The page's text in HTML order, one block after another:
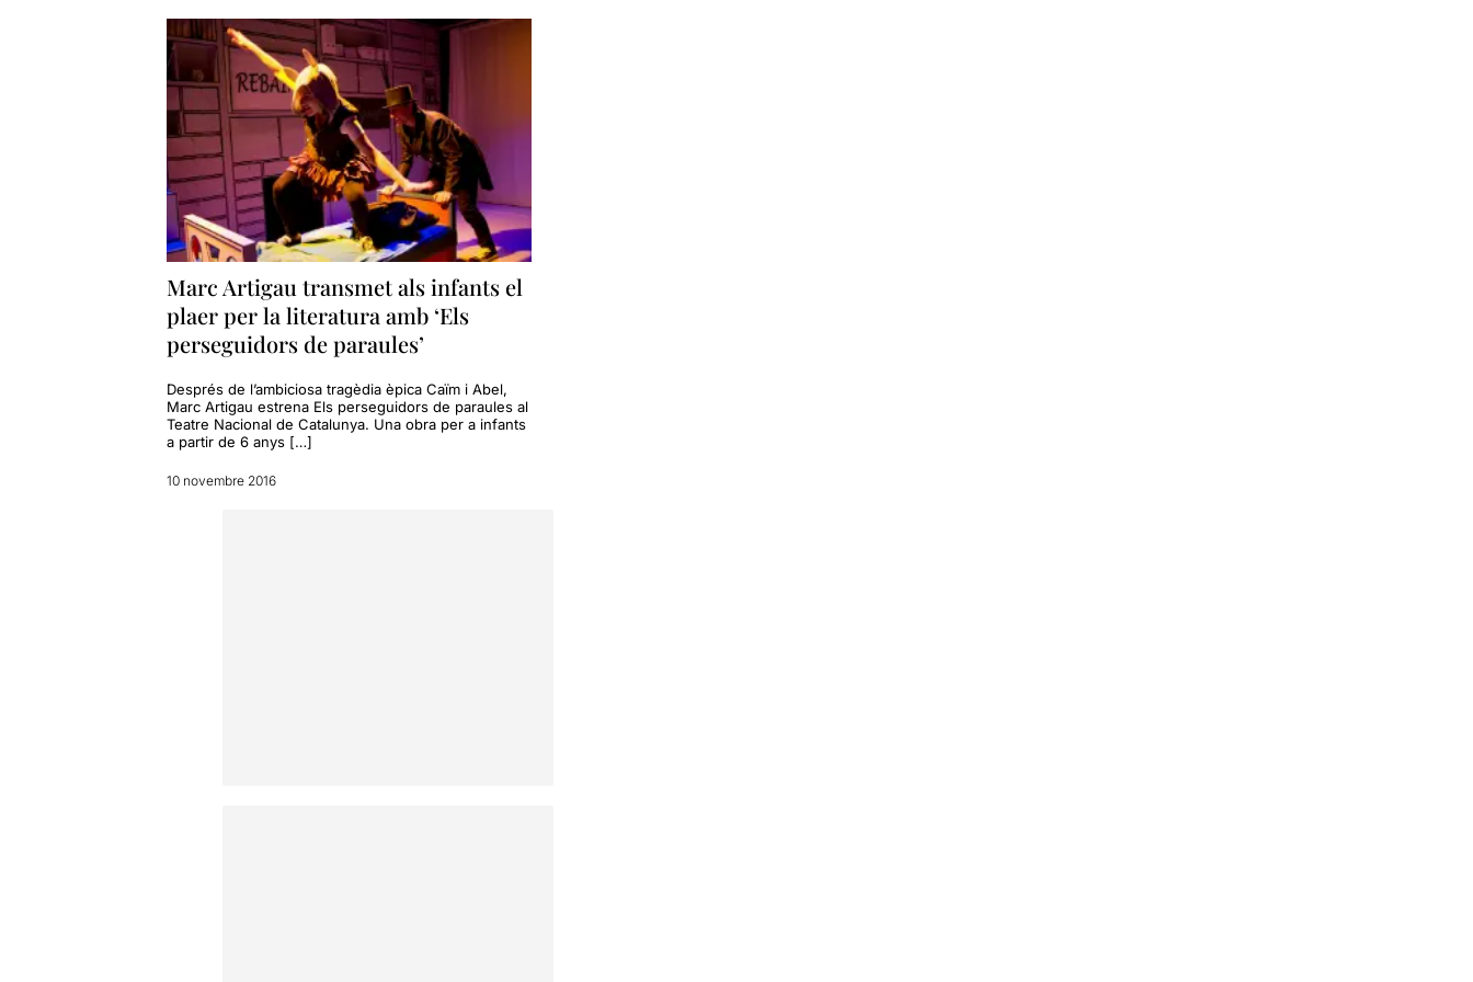
sorprenent.
Un espectacle que m'ha agradat molt
públic al qual està destinat,
les paraules
, que intentarà defensar una nena amb l'ajuda de tots els nens-espectadors que estan a la
sala.
Unes interpretacions que m'han impactat per la seva entrega total davant dels infants
brutal d'entrades i sortides de l'espai escènic, per tal de representar entre els quatre actors un nombre
infinit de personatges i de canvi de registres interpretatius.
La veritat és que en algun moment
elevadai que molts dels nanos no arribarien a comprendre, però en veure la reacció de la majoria d'ells
m'he adonat que potser sóc jo el que infravaloro la seva comprensió.
Marc Artigau transmet als infants el
plaer per la literatura amb ‘Els
perseguidors de paraules’
Després de l’ambiciosa tragèdia èpica Caïm i Abel,
Marc Artigau estrena Els perseguidors de paraules al
Teatre Nacional de Catalunya. Una obra per a infants
a partir de 6 anys […]
10 novembre 2016